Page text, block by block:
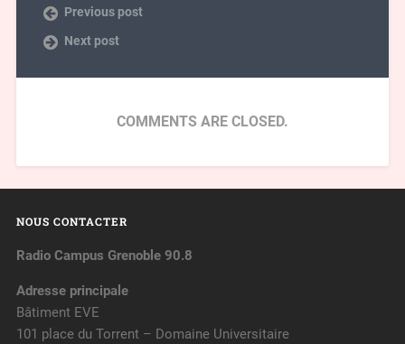
Previous post
Next post
COMMENTS ARE CLOSED.
NOUS CONTACTER
Radio Campus Grenoble 90.8
Adresse principale
Bâtiment EVE
101 place du Torrent – Domaine Universitaire